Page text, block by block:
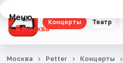
Концерты Театр
Меню
Москва
Концерты
Москва Petter Концерты